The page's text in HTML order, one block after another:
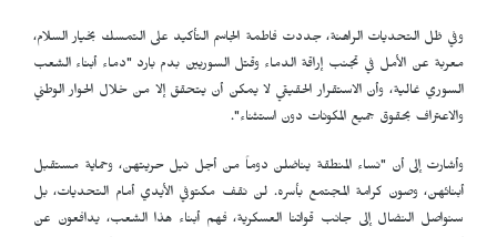
وفي ظل التحديات الراهنة، جددت فاطمة الجاسم التأكيد على التمسك بخيار السلام،
معربة عن الأمل في تجنب إراقة الدماء وقتل السوريين بدم بارد "دماء أبناء الشعب
السوري غالية، وأن الاستقرار الحقيقي لا يمكن أن يتحقق إلا من خلال الحوار الوطني
والاعتراف بحقوق جميع المكونات دون استثناء".
وأشارت إلى أن "نساء المنطقة يناضلن دوماً من أجل نيل حريتهن، وحماية مستقبل
أبنائهن، وصون كرامة المجتمع بأسره. لن نقف مكتوفي الأيدي أمام التحديات، بل
سنواصل النضال إلى جانب قواتنا العسكرية، فهم أبناء هذا الشعب، يدافعون عن